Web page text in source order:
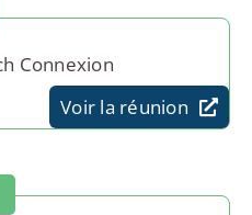
Connexion
Voir la réunion